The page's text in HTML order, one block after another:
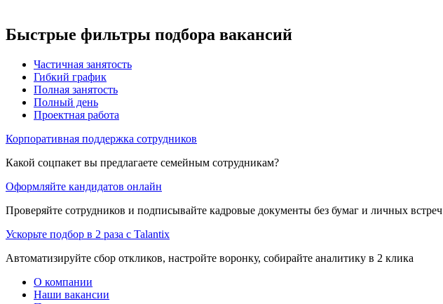
Быстрые фильтры подбора вакансий
Частичная занятость
Гибкий график
Полная занятость
Полный день
Проектная работа
Корпоративная поддержка сотрудников
Какой соцпакет вы предлагаете семейным сотрудникам?
Оформляйте кандидатов онлайн
Проверяйте сотрудников и подписывайте кадровые документы без бумаг и личных встреч
Ускорьте подбор в 2 раза с Talantix
Автоматизируйте сбор откликов, настройте воронку, собирайте аналитику в 2 клика
О компании
Наши вакансии